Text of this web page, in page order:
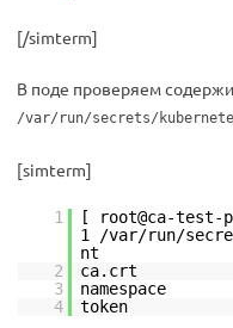
[/simterm]
В поде проверяем
/var/run/secrets/
[simterm]
1
[ root@ca-test-
1 /var/run/
nt
2
ca.crt
3
namespace
4
token